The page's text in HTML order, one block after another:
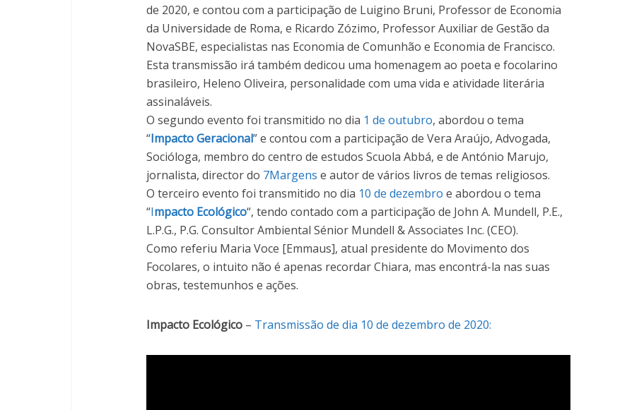
de 2020, e contou com a participação de Luigino Bruni, Professor de Economia
da Universidade de Roma, e Ricardo Zózimo, Professor Auxiliar de Gestão da
NovaSBE, especialistas nas Economia de Comunhão e Economia de Francisco.
Esta transmissão irá também dedicou uma homenagem ao poeta e focolarino
brasileiro, Heleno Oliveira, personalidade com uma vida e atividade literária
assinaláveis.
O segundo evento foi transmitido no dia 1 de outubro, abordou o tema
“Impacto Geracional” e contou com a participação de Vera Araújo, Advogada,
Socióloga, membro do centro de estudos Scuola Abbá, e de António Marujo,
jornalista, director do 7Margens e autor de vários livros de temas religiosos.
O terceiro evento foi transmitido no dia 10 de dezembro e abordou o tema
“Impacto Ecológico“, tendo contado com a participação de John A. Mundell, P.E.,
L.P.G., P.G. Consultor Ambiental Sénior Mundell & Associates Inc. (CEO).
Como referiu Maria Voce [Emmaus], atual presidente do Movimento dos
Focolares, o intuito não é apenas recordar Chiara, mas encontrá-la nas suas
obras, testemunhos e ações.
Impacto Ecológico – Transmissão de dia 10 de dezembro de 2020: